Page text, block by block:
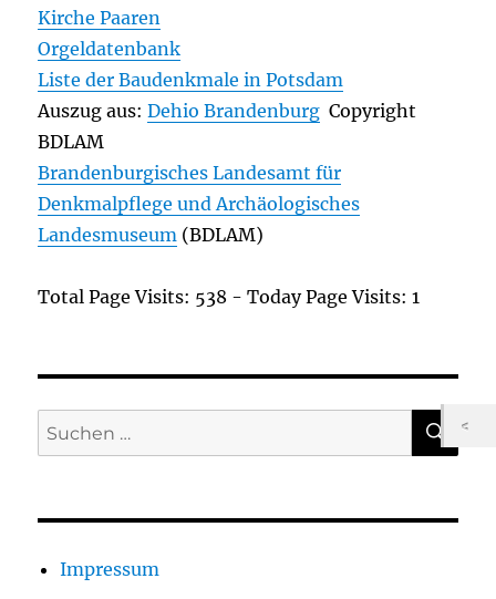
Kirche Paaren
Orgeldatenbank
Liste der Baudenkmale in Potsdam
Auszug aus:Dehio Brandenburg Copyright
BDLAM
Brandenburgisches Landesamt für
Denkmalpflege und Archäologisches
Landesmuseum (BDLAM)
Total Page Visits: 538 - Today Page Visits: 1
Suchen
nach:
Impressum